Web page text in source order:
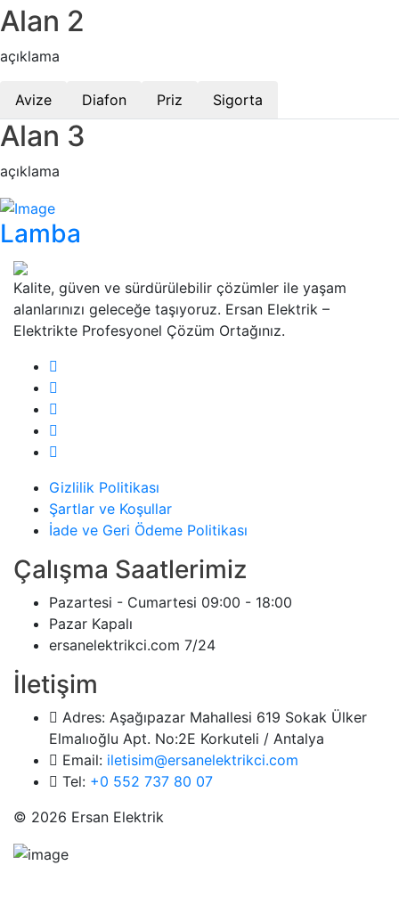
Alan 2
açıklama
Avize Diafon Priz Sigorta
Alan 3
açıklama
Lamba
Kalite, güven ve sürdürülebilir çözümler ile yaşam
alanlarınızı geleceğe taşıyoruz. Ersan Elektrik –
Elektrikte Profesyonel Çözüm Ortağınız.
Gizlilik Politikası
Şartlar ve Koşullar
İade ve Geri Ödeme Politikası
Çalışma Saatlerimiz
Pazartesi - Cumartesi 09:00 - 18:00
Pazar Kapalı
ersanelektrikci.com 7/24
İletişim
Adres: Aşağıpazar Mahallesi 619 Sokak Ülker
Elmalıoğlu Apt. No:2E Korkuteli / Antalya
Email: iletisim@ersanelektrikci.com
Tel: +0 552 737 80 07
© 2026 Ersan Elektrik